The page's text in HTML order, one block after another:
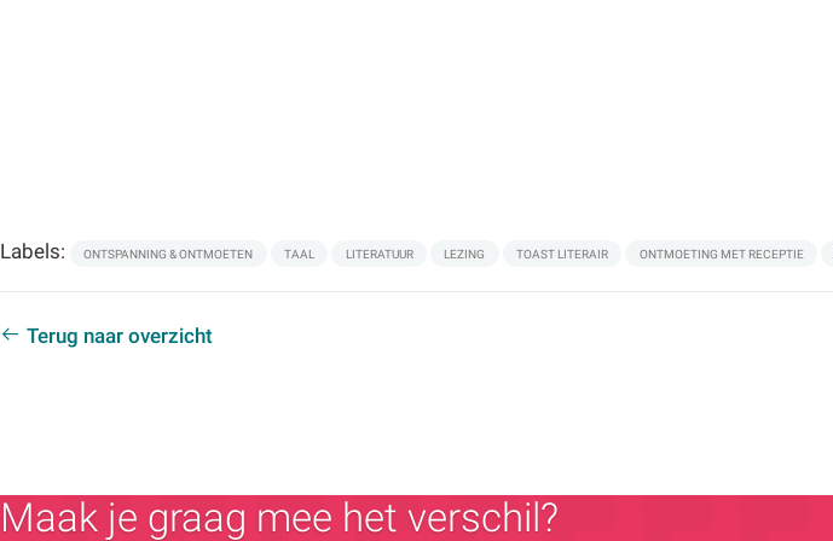
Labels: ONTSPANNING & ONTMOETEN TAAL LITERATUUR LEZING TOAST LITERAIR ONTMOETING MET RECEPTIE
Terug naar overzicht
Maak je graag mee het verschil?